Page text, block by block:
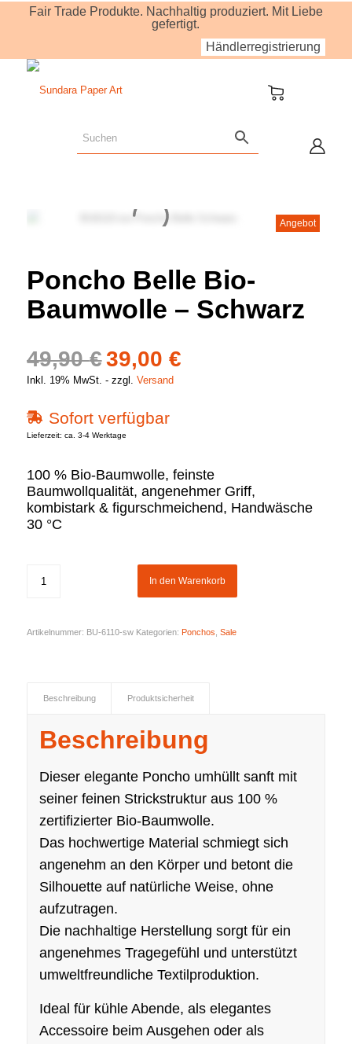
Fair Trade Produkte. Nachhaltig produziert. Mit Liebe
gefertigt.
Händlerregistrierung
Angebot
Poncho Belle Bio-
Baumwolle – Schwarz
49,90€Ursprünglicher
Preis
49,90 €
39,00 €Aktueller
Inkl. 19% MwSt. zzgl. Versand
Sofort verfügbar
Lieferzeit: ca. 3-4 Werktage
100 % Bio-Baumwolle, feinste
Baumwollqualität, angenehmer Griff,
kombistark & figurschmeichend, Handwäsche
30 °C
In den Warenkorb
Artikelnummer: BU-6110-sw Kategorien: Ponchos Sale
Beschreibung Produktsicherheit
Beschreibung
Dieser elegante Poncho umhüllt sanft mit
seiner feinen Strickstruktur aus 100 %
zertifizierter Bio-Baumwolle.
Das hochwertige Material schmiegt sich
angenehm an den Körper und betont die
Silhouette auf natürliche Weise, ohne
aufzutragen.
Die nachhaltige Herstellung sorgt für ein
angenehmes Tragegefühl und unterstützt
umweltfreundliche Textilproduktion.
Ideal für kühle Abende, als elegantes
Accessoire beim Ausgehen oder als